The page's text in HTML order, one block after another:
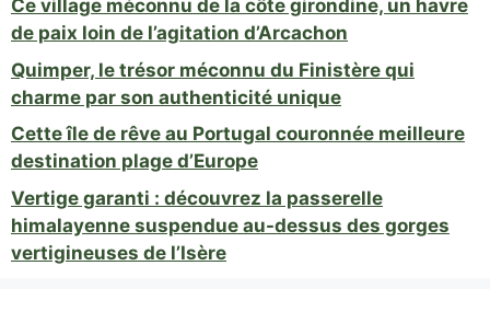
Ce village méconnu de la côte girondine, un havre
de paix loin de l’agitation d’Arcachon
Quimper, le trésor méconnu du Finistère qui
charme par son authenticité unique
Cette île de rêve au Portugal couronnée meilleure
destination plage d’Europe
Vertige garanti : découvrez la passerelle
himalayenne suspendue au-dessus des gorges
vertigineuses de l’Isère